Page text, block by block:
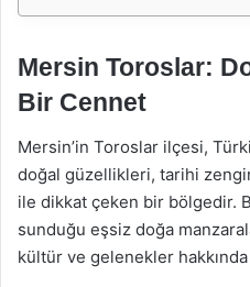
Mersin Toroslar:
Bir Cennet
Mersin’in Toroslar ilçesi,
doğal güzellikleri, tarihi
ile dikkat çeken bir bölgedir.
sunduğu eşsiz doğa
kültür ve gelenekler